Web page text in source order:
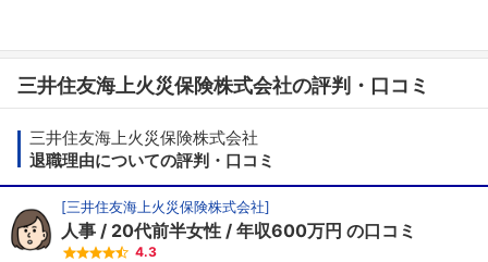
三井住友海上火災保険株式会社の評判・口コミ
三井住友海上火災保険株式会社
退職理由についての評判・口コミ
[三井住友海上火災保険株式会社]
人事 20代前半女性 年収600万円 の口コミ
4.3